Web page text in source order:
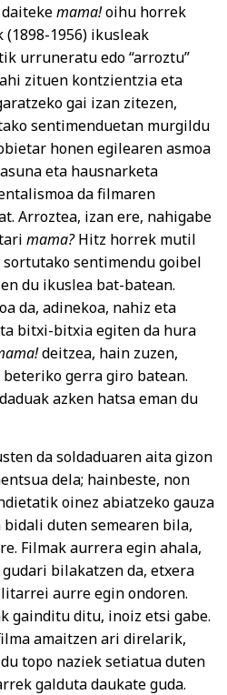
mama!oihu horrek
1956) ikusleak
urruneratu edo “arroztu”
zituen kontzientzia eta
gai izan zitezen,
sentimenduetan murgildu
honen egilearen asmoa
eta hausnarketa
da filmaren
Arroztea, izan ere, nahigabe
mama?Hitz horrek mutil
sentimendu goibel
du ikuslea bat-batean.
da, adinekoa, nahiz eta
bitxi-bitxia egiten da hura
deitzea, hain zuzen,
gerra giro batean.
azken hatsa eman du
da soldaduaren aita gizon
dela; hainbeste, non
oinez abiatzeko gauza
duten semearen bila,
Filmak aurrera egin ahala,
bilakatzen da, etxera
aurre egin ondoren.
gainditu ditu, inoiz etsi gabe.
amaitzen ari direlarik,
topo naziek setiatua duten
galduta daukate guda.